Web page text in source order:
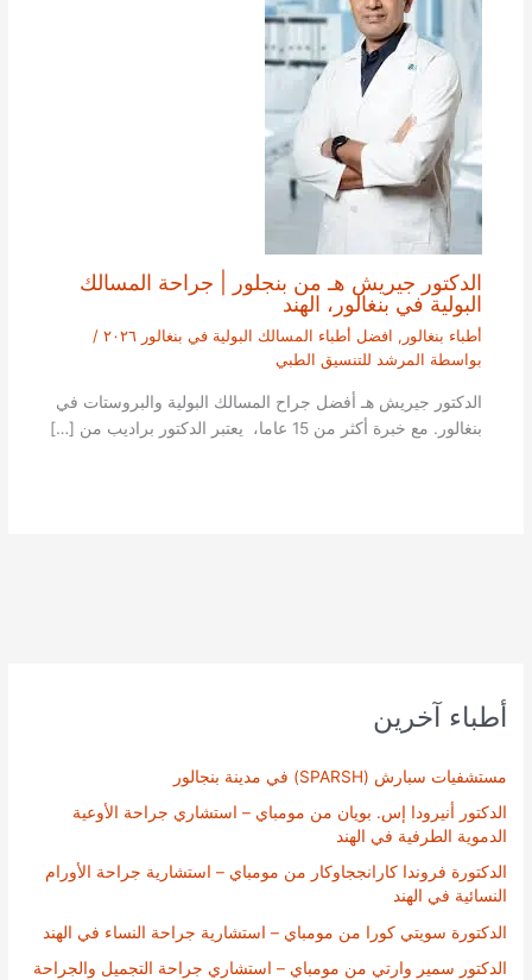
أطباء آخرين
مستشفيات سبارش (SPARSH) في مدينة بنجالور
الدكتور أنيرودا إس. بويان من مومباي – استشاري جراحة الأوعية
الدموية الطرفية في الهند
الدكتورة فروندا كارانججاوكار من مومباي – استشارية جراحة الأورام
النسائية في الهند
الدكتورة سويتي كورا من مومباي – استشارية جراحة النساء في الهند
الدكتور سمير وارتي من مومباي – استشاري جراحة التجميل والجراحة
الدكتور جيريش هـ من بنجلور | جراحة المسالك
البولية في بنغالور، الهند
أطباء بنغالور , افضل أطباء المسالك البولية في بنغالور ٢٠٢٦
/
بواسطة المرشد للتنسيق الطبي
الدكتور جيريش هـ أفضل جراح المسالك البولية والبروستات في
بنغالور. مع خبرة أكثر من 15 عاما، يعتبر الدكتور براديب من […]